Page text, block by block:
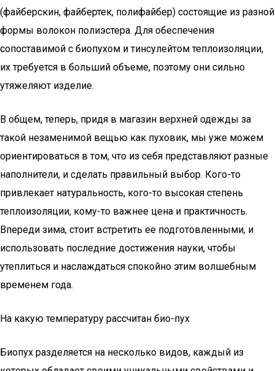
(файберскин, файбертек, полифайбер) состоящие из разной
формы волокон полиэстера. Для обеспечения
сопоставимой с биопухом и тинсулейтом теплоизоляции,
их требуется в больший объеме, поэтому они сильно
утяжеляют изделие.
В общем, теперь, придя в магазин верхней одежды за
такой незаменимой вещью как пуховик, мы уже можем
ориентироваться в том, что из себя представляют разные
наполнители, и сделать правильный выбор. Кого-то
привлекает натуральность, кого-то высокая степень
теплоизоляции, кому-то важнее цена и практичность.
Впереди зима, стоит встретить ее подготовленными, и
использовать последние достижения науки, чтобы
утеплиться и наслаждаться спокойно этим волшебным
временем года.
На какую температуру рассчитан био-пух
Биопух разделяется на несколько видов, каждый из